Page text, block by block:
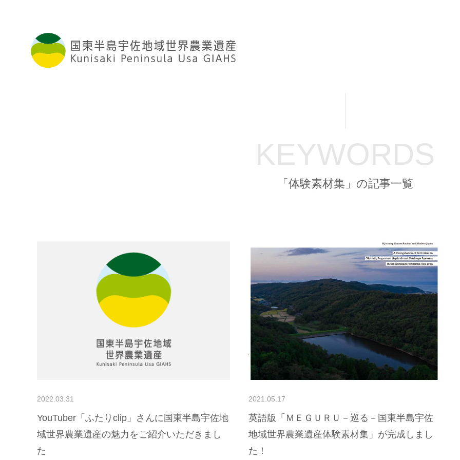
KEYWORDS
「体験素材集」の記事一覧
2022.03.31
YouTuber「ふたりclip」さんに国東半島宇佐地
域世界農業遺産の魅力をご紹介いただきまし
た
2021.05.17
英語版「ＭＥＧＵＲＵ－巡る－国東半島宇佐
地域世界農業遺産体験素材集」が完成しまし
た！